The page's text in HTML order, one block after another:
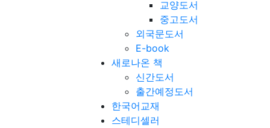
교양도서
중고도서
외국문도서
E-book
새로나온 책
신간도서
출간예정도서
한국어교재
스테디셀러